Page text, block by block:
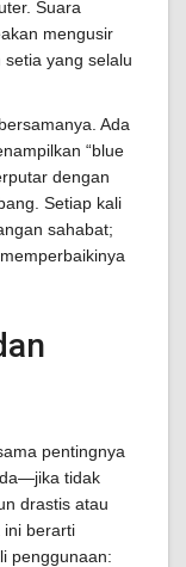
Suara
mengusir
yang selalu
Ada
“blue
dengan
Setiap kali
sahabat;
pentingnya
tidak
drastis atau
ini berarti
penggunaan: